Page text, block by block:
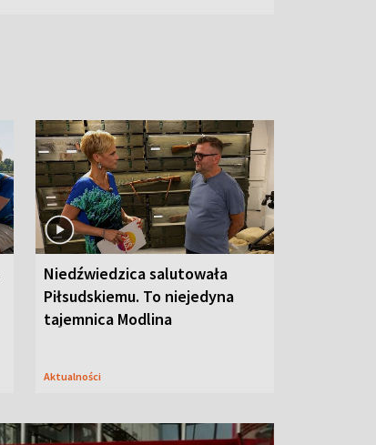
Niedźwiedzica salutowała
Piłsudskiemu. To niejedyna
tajemnica Modlina
Aktualności